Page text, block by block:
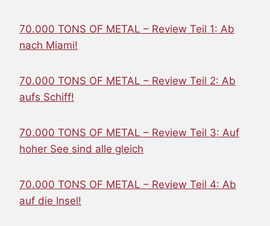
70.000 TONS OF METAL – Review Teil 1: Ab
nach Miami!
70.000 TONS OF METAL – Review Teil 2: Ab
aufs Schiff!
70.000 TONS OF METAL – Review Teil 3: Auf
hoher See sind alle gleich
70.000 TONS OF METAL – Review Teil 4: Ab
auf die Insel!